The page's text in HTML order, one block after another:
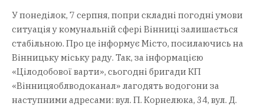
У понеділок, 7 серпня, попри складні погодні умови
ситуація у комунальній сфері Вінниці залишається
стабільною. Про це інформує Місто, посилаючись на
Вінницьку міську раду. Так, за інформацією
«Цілодобової варти», сьогодні бригади КП
«Вінницяоблводоканал» лагодять водогони за
наступними адресами: вул. П. Корнелюка, 34, вул. Д.